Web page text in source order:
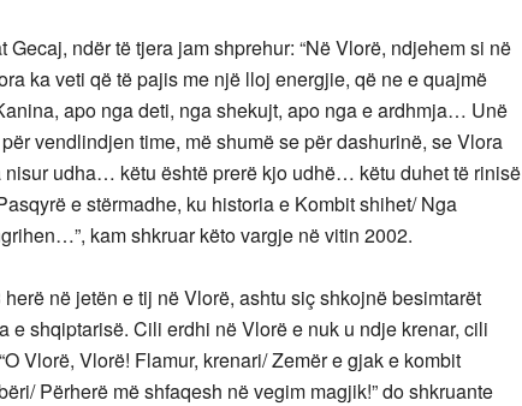
ndër të tjera jam shprehur: “Në Vlorë, ndjehem si në
ka veti që të pajis me një lloj energjie, që ne e quajmë
apo nga deti, nga shekujt, apo nga e ardhmja… Unë
vendlindjen time, më shumë se për dashurinë, se Vlora
udha… këtu është prerë kjo udhë… këtu duhet të rinisë
e stërmadhe, ku historia e Kombit shihet/ Nga
kam shkruar këto vargje në vitin 2002.
në jetën e tij në Vlorë, ashtu siç shkojnë besimtarët
e shqiptarisë. Cili erdhi në Vlorë e nuk u ndje krenar, cili
Vlorë, Vlorë! Flamur, krenari/ Zemër e gjak e kombit
Përherë më shfaqesh në vegim magjik!” do shkruante